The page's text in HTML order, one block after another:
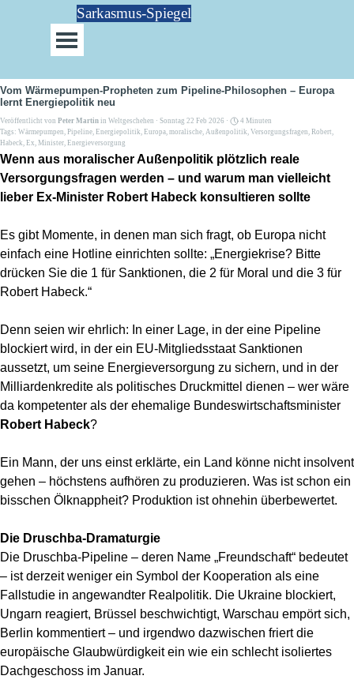
Direkt zum SeiteninhaltSarkasmus-Spiegel
Menü überspringen
Vom Wärmepumpen-Propheten zum Pipeline-Philosophen – Europa
lernt Energiepolitik neu
Veröffentlicht von Peter Martin in Weltgeschehen · Sonntag 22 Feb 2026 ·
4 Minuten
Tags: Wärmepumpen, Pipeline, Energiepolitik, Europa, moralische, Außenpolitik, Versorgungsfragen, Robert,
Habeck, Ex, Minister, Energieversorgung
Wenn aus moralischer Außenpolitik plötzlich reale
Versorgungsfragen werden – und warum man vielleicht
lieber Ex-Minister Robert Habeck konsultieren sollte
Es gibt Momente, in denen man sich fragt, ob Europa nicht
einfach eine Hotline einrichten sollte: „Energiekrise? Bitte
drücken Sie die 1 für Sanktionen, die 2 für Moral und die 3 für
Robert Habeck.“
Denn seien wir ehrlich: In einer Lage, in der eine Pipeline
blockiert wird, in der ein EU-Mitgliedsstaat Sanktionen
aussetzt, um seine Energieversorgung zu sichern, und in der
Milliardenkredite als politisches Druckmittel dienen – wer wäre
da kompetenter als der ehemalige Bundeswirtschaftsminister
Robert Habeck?
Ein Mann, der uns einst erklärte, ein Land könne nicht insolvent
gehen – höchstens aufhören zu produzieren. Was ist schon ein
bisschen Ölknappheit? Produktion ist ohnehin überbewertet.
Die Druschba-Dramaturgie
Die Druschba-Pipeline – deren Name „Freundschaft“ bedeutet
– ist derzeit weniger ein Symbol der Kooperation als eine
Fallstudie in angewandter Realpolitik. Die Ukraine blockiert,
Ungarn reagiert, Brüssel beschwichtigt, Warschau empört sich,
Berlin kommentiert – und irgendwo dazwischen friert die
europäische Glaubwürdigkeit ein wie ein schlecht isoliertes
Dachgeschoss im Januar.